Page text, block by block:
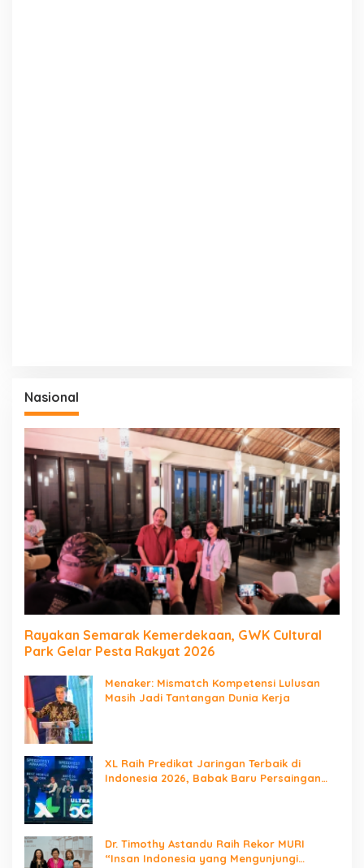
Nasional
Rayakan Semarak Kemerdekaan, GWK Cultural
Park Gelar Pesta Rakyat 2026
Menaker: Mismatch Kompetensi Lulusan
Masih Jadi Tantangan Dunia Kerja
XL Raih Predikat Jaringan Terbaik di
Indonesia 2026, Babak Baru Persaingan
Dr. Timothy Astandu Raih Rekor MURI
“Insan Indonesia yang Mengunjungi